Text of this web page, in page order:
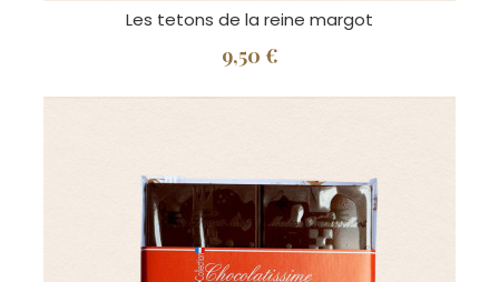
Les tetons de la reine margot
9,50 €